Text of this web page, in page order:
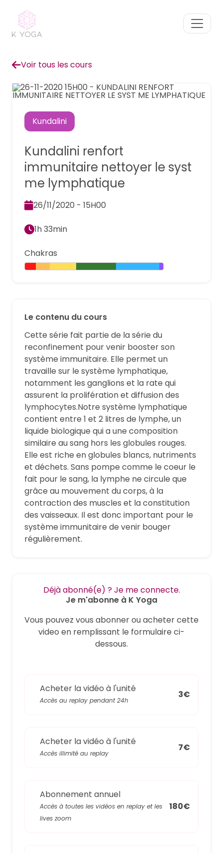
Voir tous les cours
Kundalini
Chakras
Kundalini renfort
immunitaire nettoyer le syst
me lymphatique
26/11/2020 - 15H00
1h 33min
Le contenu du cours
Cette série fait partie de la série du
reconfinement pour venir booster son
système immunitaire. Elle permet un
travaille sur le système lymphatique,
notamment les ganglions et la rate qui
assurent la prolifération et diffusion des
lymphocytes.Notre système lymphatique
contient entre 1 et 2 litres de lymphe, un
liquide biologique qui a une composition
similaire au sang hors les globules rouges.
Elle est riche en globules blancs, nutriments
et déchets. Sans pompe comme le coeur le
fait pour le sang, la lymphe ne circule que
grâce au mouvement du corps, à la
contraction des muscles et la constitution
des vaisseaux. Il est donc important pour le
système immunitaire de venir bouger
régulièrement.
Déjà abonné(e) ? Je me connecte.
Je m'abonne à K Yoga
Vous pouvez vous abonner ou acheter cette
video en remplissant le formulaire ci-
dessous.
Acheter la vidéo à l'unité
Accès au replay pendant 24h
3€
Acheter la vidéo à l'unité
Accès illimité au replay
7€
Abonnement annuel
Accès à toutes les vidéos en replay et les
lives zoom
180€